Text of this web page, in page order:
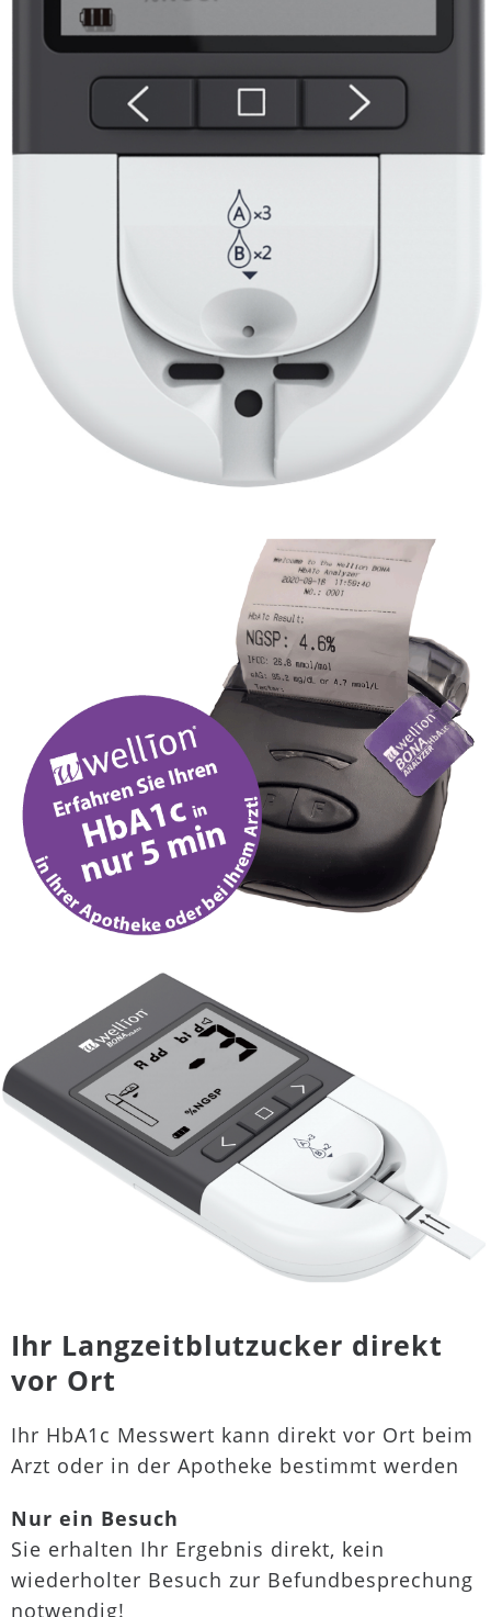
Ihr Langzeitblutzucker direkt
vor Ort
Ihr HbA1c Messwert kann direkt vor Ort beim
Arzt oder in der Apotheke bestimmt werden
Nur ein Besuch
Sie erhalten Ihr Ergebnis direkt, kein
wiederholter Besuch zur Befundbesprechung
notwendig!